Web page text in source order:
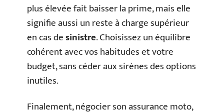
plus élevée fait baisser la prime, mais elle
signifie aussi un reste à charge supérieur
en cas desinistre. Choisissez un équilibre
cohérent avec vos habitudes et votre
budget, sans céder aux sirènes des options
inutiles.
Finalement, négocier son assurance moto,